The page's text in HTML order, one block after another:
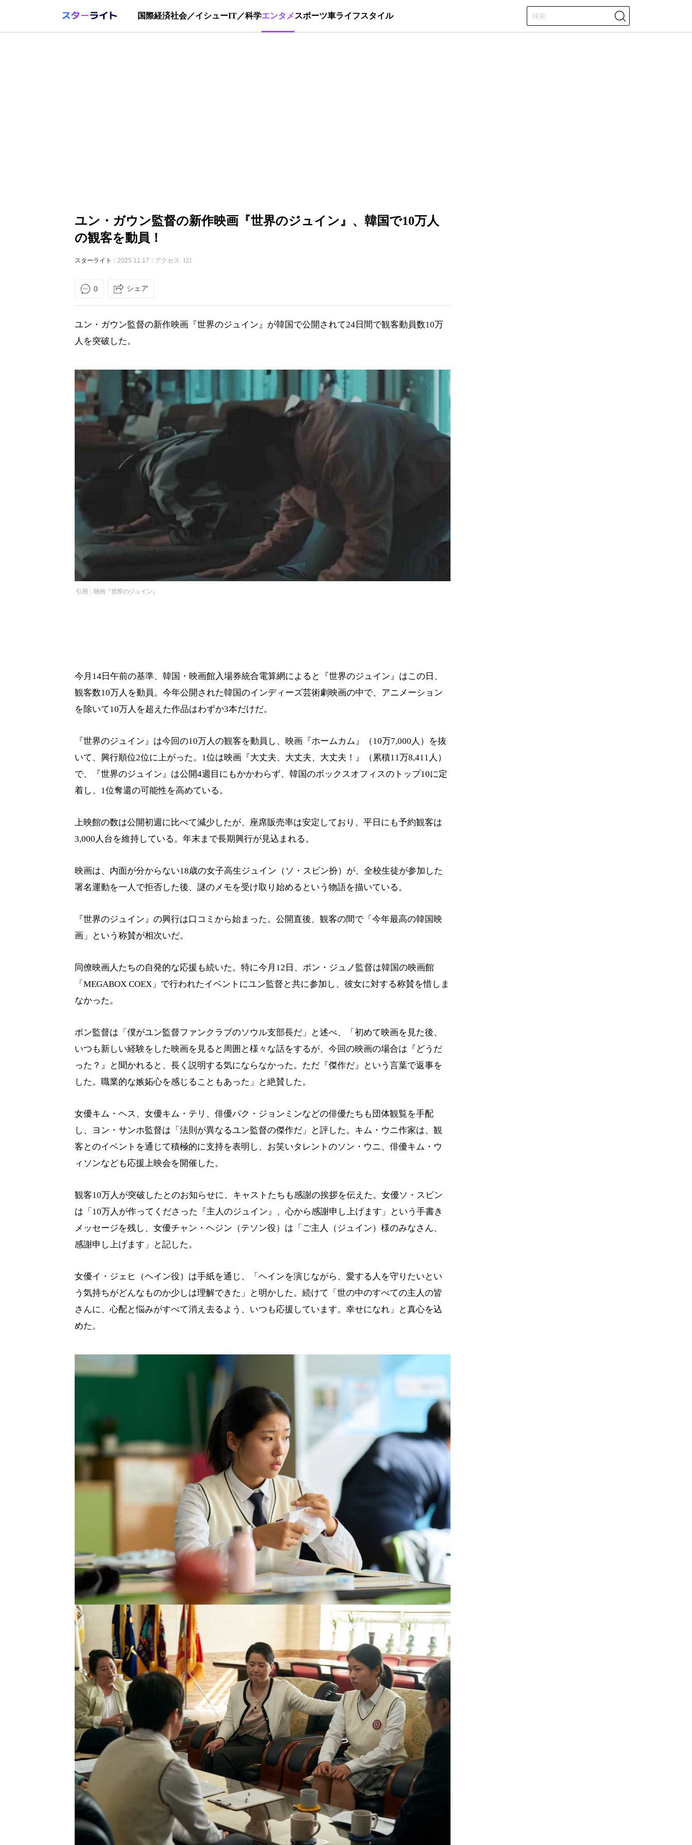
国際経済社会／イシューIT／科学エンタメ スポーツ車ライフスタイル
ユン・ガウン監督の新作映画『世界のジュイン』、韓国で10万人
の観客を動員！
スターライト 2025.11.17 アクセス 121
0 シェア
ユン・ガウン監督の新作映画『世界のジュイン』が韓国で公開されて24日間で観客動員数10万
人を突破した。
引用：映画『世界のジュイン』
今月14日午前の基準、韓国・映画館入場券統合電算網によると『世界のジュイン』はこの日、
観客数10万人を動員。今年公開された韓国のインディーズ芸術劇映画の中で、アニメーション
を除いて10万人を超えた作品はわずか3本だけだ。
『世界のジュイン』は今回の10万人の観客を動員し、映画『ホームカム』（10万7,000人）を抜
いて、興行順位2位に上がった。1位は映画『大丈夫、大丈夫、大丈夫！』（累積11万8,411人）
で、『世界のジュイン』は公開4週目にもかかわらず、韓国のボックスオフィスのトップ10に定
着し、1位奪還の可能性を高めている。
上映館の数は公開初週に比べて減少したが、座席販売率は安定しており、平日にも予約観客は
3,000人台を維持している。年末まで長期興行が見込まれる。
映画は、内面が分からない18歳の女子高生ジュイン（ソ・スビン扮）が、全校生徒が参加した
署名運動を一人で拒否した後、謎のメモを受け取り始めるという物語を描いている。
『世界のジュイン』の興行は口コミから始まった。公開直後、観客の間で「今年最高の韓国映
画」という称賛が相次いだ。
同僚映画人たちの自発的な応援も続いた。特に今月12日、ポン・ジュノ監督は韓国の映画館
「MEGABOX COEX」で行われたイベントにユン監督と共に参加し、彼女に対する称賛を惜しま
なかった。
ポン監督は「僕がユン監督ファンクラブのソウル支部長だ」と述べ、「初めて映画を見た後、
いつも新しい経験をした映画を見ると周囲と様々な話をするが、今回の映画の場合は『どうだ
った？』と聞かれると、長く説明する気にならなかった。ただ『傑作だ』という言葉で返事を
した。職業的な嫉妬心を感じることもあった」と絶賛した。
女優キム・ヘス、女優キム・テリ、俳優パク・ジョンミンなどの俳優たちも団体観覧を手配
し、ヨン・サンホ監督は「法則が異なるユン監督の傑作だ」と評した。キム・ウニ作家は、観
客とのイベントを通じて積極的に支持を表明し、お笑いタレントのソン・ウニ、俳優キム・ウ
ィソンなども応援上映会を開催した。
観客10万人が突破したとのお知らせに、キャストたちも感謝の挨拶を伝えた。女優ソ・スビン
は「10万人が作ってくださった『主人のジュイン』、心から感謝申し上げます」という手書き
メッセージを残し、女優チャン・ヘジン（テソン役）は「ご主人（ジュイン）様のみなさん、
感謝申し上げます」と記した。
女優イ・ジェヒ（ヘイン役）は手紙を通じ、「ヘインを演じながら、愛する人を守りたいとい
う気持ちがどんなものか少しは理解できた」と明かした。続けて「世の中のすべての主人の皆
さんに、心配と悩みがすべて消え去るよう、いつも応援しています。幸せになれ」と真心を込
めた。